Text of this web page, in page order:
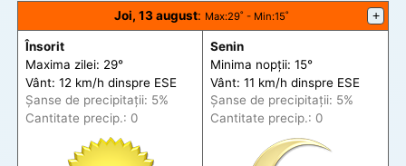
Joi, 13 august: Max:29˚ - Min:15˚ +
Însorit
Maxima zilei: 29°
Vânt: 12 km/h dinspre ESE
Șanse de precipitații: 5%
Cantitate precip.: 0
Senin
Minima nopții: 15°
Vânt: 11 km/h dinspre ESE
Șanse de precipitații: 5%
Cantitate precip.: 0